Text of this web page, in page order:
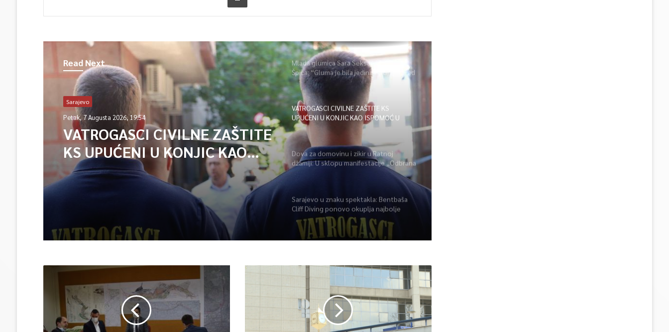
Read Next
Sarajevo
Petak, 7 Augusta 2026, 19:54
VATROGASCI CIVILNE ZAŠTITE
KS UPUĆENI U KONJIC KAO
ISPOMOĆ U GAŠENJU POŽARA
Mlada glumica Sara Seksan u emisiji
Špica: “Gluma je bila jedina opcija, uz rad
i disciplinu sve je moguće”
VATROGASCI CIVILNE ZAŠTITE KS
UPUĆENI U KONJIC KAO ISPOMOĆ U
GAŠENJU POŽARA
Dova za domovinu i zikir u Ratnoj
džamiji: U sklopu manifestacije „Odbrana
BiH – Igman 2026“ odana počast
Sarajevo u znaku spektakla: Bentbaša
Cliff Diving ponovo okuplja najbolje
skakače i vrhunsku zabavu